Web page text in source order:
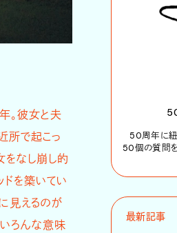
。彼女と夫
所で起こっ
なし崩し的
を築いてい
見えるのが
ろんな意味
50周年に紐
50個の質問
最新記事